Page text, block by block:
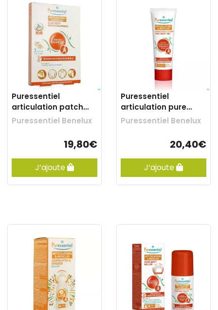
Puressentiel
articulation patch
aux 14 hle ess 1
Puressentiel Benelux
19,80€
J’ajoute
Puressentiel
articulation pure
heat gel 80ml
Puressentiel Benelux
20,40€
J’ajoute